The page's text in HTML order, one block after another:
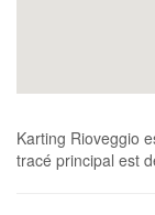
Karting Rioveggio
tracé principal est